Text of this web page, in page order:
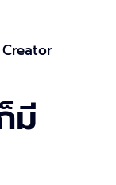
Creator
มี